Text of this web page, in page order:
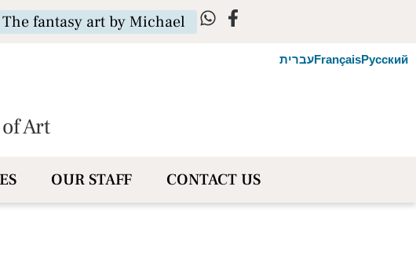
The fantasy art by Michael
Art
עבריתFrançaisРусский
OUR STAFF CONTACT US